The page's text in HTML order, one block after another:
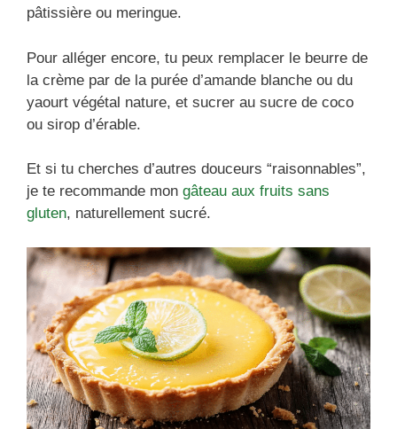
pâtissière ou meringue.
Pour alléger encore, tu peux remplacer le beurre de
la crème par de la purée d’amande blanche ou du
yaourt végétal nature, et sucrer au sucre de coco
ou sirop d’érable.
Et si tu cherches d’autres douceurs “raisonnables”,
je te recommande mon gâteau aux fruits sans
gluten, naturellement sucré.